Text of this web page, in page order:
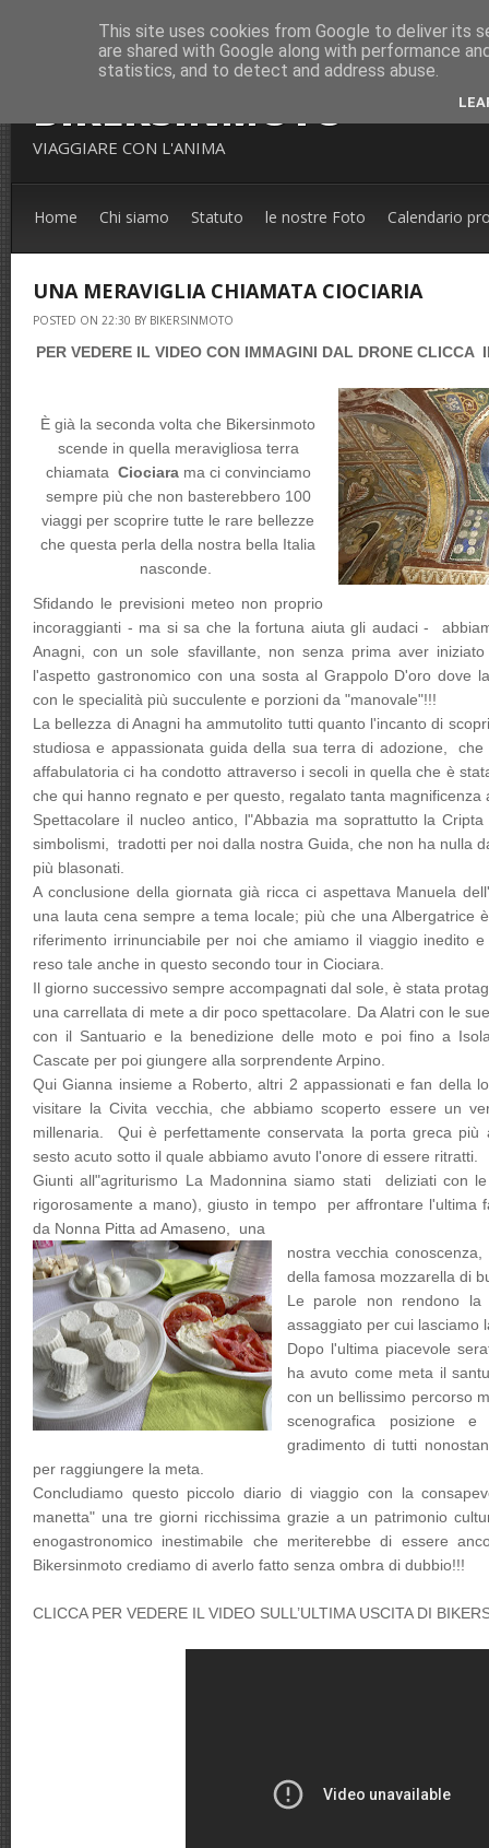
BIKERSINMOTO
VIAGGIARE CON L'ANIMA
Home Chi siamo Statuto le nostre Foto Calendario
UNA MERAVIGLIA CHIAMATA CIOCIARIA
POSTED ON 22:30 BY BIKERSINMOTO
PER VEDERE IL VIDEO CON IMMAGINI DAL DRONE CLICCA
È già la seconda volta che Bikersinmoto
scende in quella meravigliosa terra
chiamata Ciociarama ci convinciamo
sempre più che non basterebbero 100
viaggi per scoprire tutte le rare bellezze
che questa perla della nostra bella Italia
nasconde.
Sfidando le previsioni meteo non proprio
incoraggianti - ma si sa che la fortuna aiuta gli audaci -
Anagni, con un sole sfavillante, non senza prima aver
l'aspetto gastronomico con una sosta al Grappolo D'oro dove
con le specialità più succulente e porzioni da "manovale"!!!
La bellezza di Anagni ha ammutolito tutti quanto l'incanto di
studiosa e appassionata guida della sua terra di adozione,
affabulatoria ci ha condotto attraverso i secoli in quella che è
che qui hanno regnato e per questo, regalato tanta magnificenza
Spettacolare il nucleo antico, l"Abbazia ma soprattutto la
simbolismi, tradotti per noi dalla nostra Guida, che non ha nulla
più blasonati.
A conclusione della giornata già ricca ci aspettava Manuela
una lauta cena sempre a tema locale; più che una Albergatrice
riferimento irrinunciabile per noi che amiamo il viaggio inedito
reso tale anche in questo secondo tour in Ciociara.
Il giorno successivo sempre accompagnati dal sole, è stata
una carrellata di mete a dir poco spettacolare. Da Alatri con le
con il Santuario e la benedizione delle moto e poi fino a
Cascate per poi giungere alla sorprendente Arpino.
Qui Gianna insieme a Roberto, altri 2 appassionati e fan della
visitare la Civita vecchia, che abbiamo scoperto essere un
millenaria. Qui è perfettamente conservata la porta greca più
sesto acuto sotto il quale abbiamo avuto l'onore di essere ritratti.
Giunti all"agriturismo La Madonnina siamo stati deliziati con
rigorosamente a mano), giusto in tempo per affrontare l'ultima
da Nonna Pitta ad Amaseno, una
nostra vecchia
della famosa mozzarella di
Le parole non rendono
assaggiato per cui lasciamo
Dopo l'ultima piacevole
ha avuto come meta il
con un bellissimo percorso
scenografica posizione
gradimento di tutti
per raggiungere la meta.
Concludiamo questo piccolo diario di viaggio con la
manetta" una tre giorni ricchissima grazie a un patrimonio
enogastronomico inestimabile che meriterebbe di essere
Bikersinmoto crediamo di averlo fatto senza ombra di dubbio!!!
CLICCA PER VEDERE IL VIDEO SULL’ULTIMA USCITA DI
This site uses cookies from Google to deliver its
are shared with Google along with performance
statistics, and to detect and address abuse.